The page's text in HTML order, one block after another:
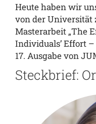
Heute haben wir
von der Universität
Masterarbeit „The
Individuals’ Effort
17. Ausgabe von
Steckbrief: